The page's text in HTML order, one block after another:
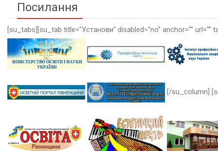
Посилання
[su_tabs][su_tab title="Установи" disabled="no" anchor=""
[/su_column]